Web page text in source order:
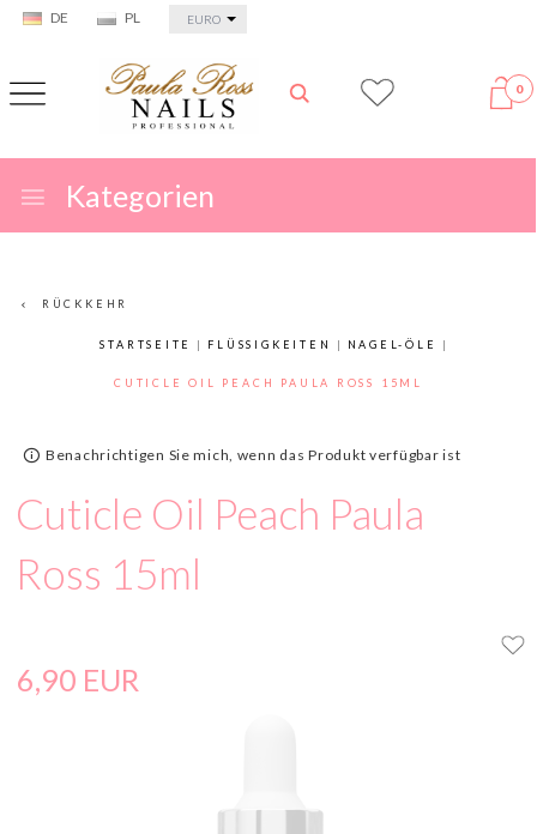
DE PL currency_h
EURO
0
Kategorien
RÜCKKEHR
STARTSEITE FLÜSSIGKEITEN NAGEL-ÖLE
CUTICLE OIL PEACH PAULA ROSS 15ML
Benachrichtigen Sie mich, wenn das Produkt verfügbar ist
Cuticle Oil Peach Paula
Ross 15ml
6,90 EUR